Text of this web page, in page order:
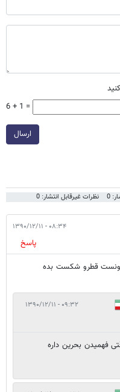
6 + 1 =
ارسال
0 نظرات غیرقابل انتشار: 0
۰۸:۳۴ - ۱۳۹۰/۱۲/۱۱
پاسخ
قطرو شکست بده
۰۹:۳۲ - ۱۳۹۰/۱۲/۱۱
فهمیدن بحرین داره